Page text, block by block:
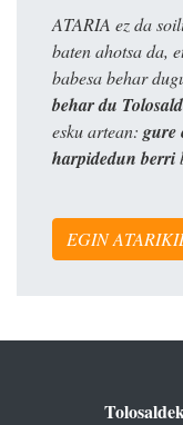
ATARIA ez da
baten ahotsa da,
babesa behar
behar du
esku artean: gure
harpidedun berri
EGIN